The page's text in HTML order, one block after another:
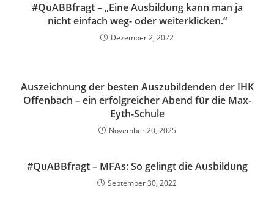
#QuABBfragt – „Eine Ausbildung kann man ja
nicht einfach weg- oder weiterklicken.“
Dezember 2, 2022
Auszeichnung der besten Auszubildenden der IHK
Offenbach – ein erfolgreicher Abend für die Max-
Eyth-Schule
November 20, 2025
#QuABBfragt – MFAs: So gelingt die Ausbildung
September 30, 2022